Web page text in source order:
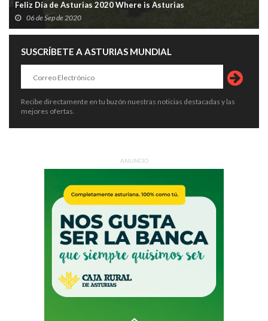
Feliz Día de Asturias 2020 Where is Asturias
06 de Sep de 2020
SUSCRÍBETE A ASTURIAS MUNDIAL
Recibe directamente en tu buzón nuestras noticias destacadas y las
mejores ofertas.
ANUNCIO